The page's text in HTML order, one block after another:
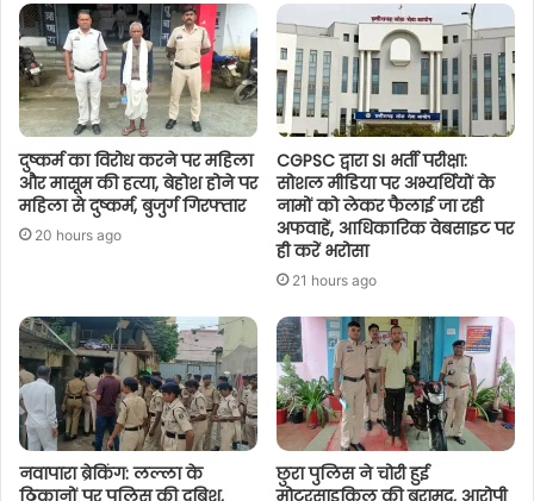
दुष्कर्म का विरोध करने पर महिला
और मासूम की हत्या, बेहोश होने पर
महिला से दुष्कर्म, बुजुर्ग गिरफ्तार
20 hours ago
CGPSC द्वारा SI भर्ती परीक्षा:
सोशल मीडिया पर अभ्यर्थियों के
नामों को लेकर फैलाई जा रही
अफवाहें, आधिकारिक वेबसाइट पर
ही करें भरोसा
21 hours ago
नवापारा ब्रेकिंग: लल्ला के
ठिकानों पर पुलिस की दबिश,
छुरा पुलिस ने चोरी हुई
मोटरसाइकिल की बरामद, आरोपी